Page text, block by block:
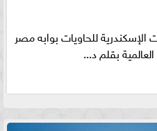
الإسكندرية للحاويات بوابه مصر
العالمية بقلم د...